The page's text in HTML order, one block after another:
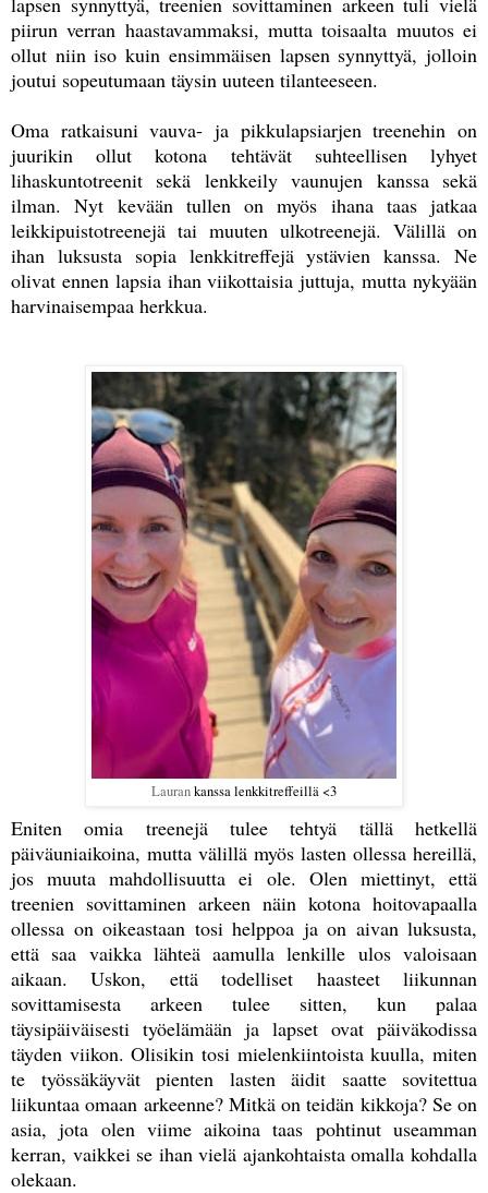
piirun verran haastavammaksi, mutta toisaalta muutos ei
ollut niin iso kuin ensimmäisen lapsen synnyttyä, jolloin
joutui sopeutumaan täysin uuteen tilanteeseen.
Oma ratkaisuni vauva- ja pikkulapsiarjen treenehin on
juurikin ollut kotona tehtävät suhteellisen lyhyet
lihaskuntotreenit sekä lenkkeily vaunujen kanssa sekä
ilman. Nyt kevään tullen on myös ihana taas jatkaa
leikkipuistotreenejä tai muuten ulkotreenejä. Välillä on
ihan luksusta sopia lenkkitreffejä ystävien kanssa. Ne
olivat ennen lapsia ihan viikottaisia juttuja, mutta nykyään
harvinaisempaa herkkua.
Laurankanssa lenkkitreffeillä <3
Eniten omia treenejä tulee tehtyä tällä hetkellä
päiväuniaikoina, mutta välillä myös lasten ollessa hereillä,
jos muuta mahdollisuutta ei ole. Olen miettinyt, että
treenien sovittaminen arkeen näin kotona hoitovapaalla
ollessa on oikeastaan tosi helppoa ja on aivan luksusta,
että saa vaikka lähteä aamulla lenkille ulos valoisaan
aikaan. Uskon, että todelliset haasteet liikunnan
sovittamisesta arkeen tulee sitten, kun palaa
täysipäiväisesti työelämään ja lapset ovat päiväkodissa
täyden viikon. Olisikin tosi mielenkiintoista kuulla, miten
te työssäkäyvät pienten lasten äidit saatte sovitettua
liikuntaa omaan arkeenne? Mitkä on teidän kikkoja? Se on
asia, jota olen viime aikoina taas pohtinut useamman
kerran, vaikkei se ihan vielä ajankohtaista omalla kohdalla
olekaan.